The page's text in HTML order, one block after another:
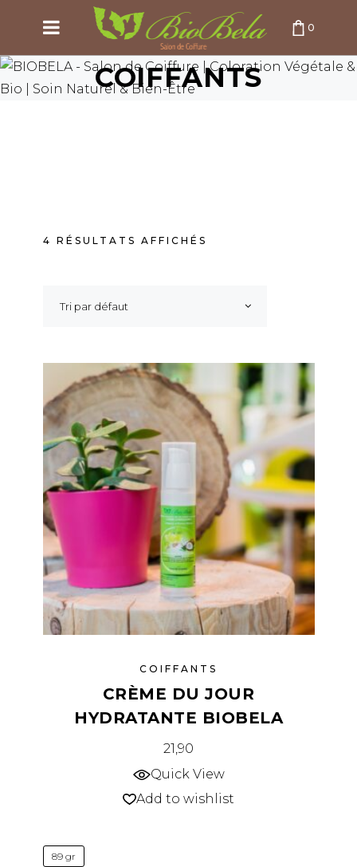
0
PANIER VIDE
COIFFANTS
4 RÉSULTATS AFFICHÉS
Tri par défaut
COIFFANTS
CRÈME DU JOUR
HYDRATANTE BIOBELA
21,90
Quick View
Add to wishlist
89 gr